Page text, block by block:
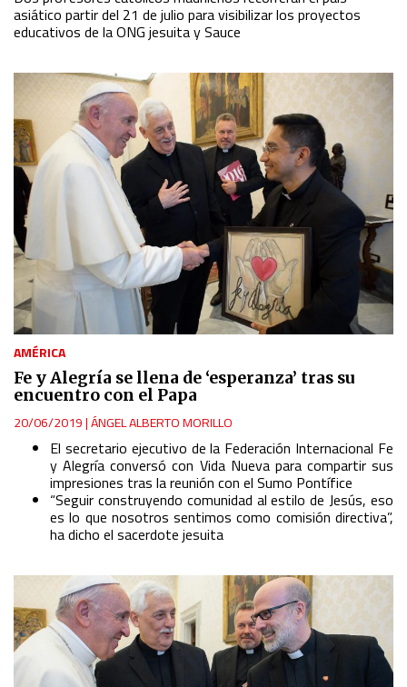
asiático partir del 21 de julio para visibilizar los proyectos
educativos de la ONG jesuita y Sauce
AMÉRICA
Fe y Alegría se llena de ‘esperanza’ tras su
encuentro con el Papa
20/06/2019|ÁNGEL ALBERTO MORILLO
El secretario ejecutivo de la Federación Internacional Fe
y Alegría conversó con Vida Nueva para compartir sus
impresiones tras la reunión con el Sumo Pontífice
“Seguir construyendo comunidad al estilo de Jesús, eso
es lo que nosotros sentimos como comisión directiva”,
ha dicho el sacerdote jesuita